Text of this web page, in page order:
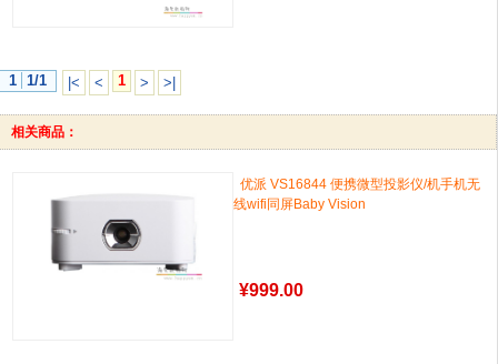
1 1/1 |< < 1 > >|
相关商品：
优派 VS16844 便携微型投影仪/机手机无
线wifi同屏Baby Vision
¥999.00